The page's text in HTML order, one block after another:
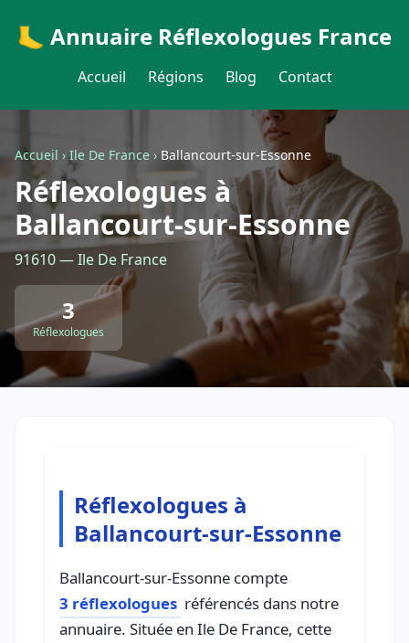
🦶 Annuaire Réflexologues France
Accueil Régions Blog Contact
Accueil ›Ile De France › Ballancourt-sur-Essonne
Réflexologues à
Ballancourt-sur-Essonne
91610 — Ile De France
3
Réflexologues
Réflexologues à
Ballancourt-sur-Essonne
Ballancourt-sur-Essonne compte
3 réflexologues référencés dans notre
annuaire. Située en Ile De France, cette